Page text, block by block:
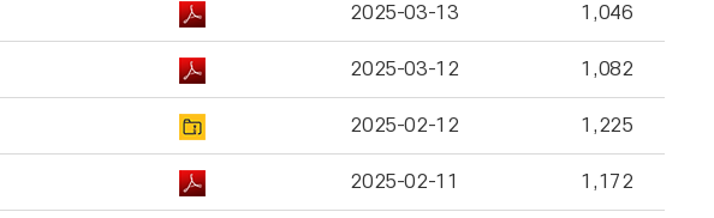
2025-03-13 1,046
2025-03-12 1,082
2025-02-12 1,225
2025-02-11 1,172